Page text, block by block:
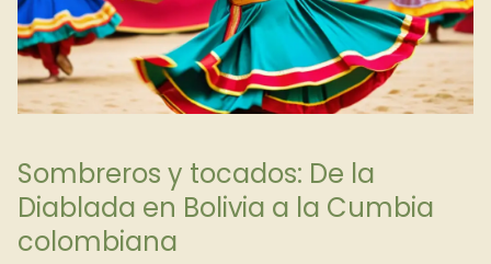
Sombreros y tocados: De la
Diablada en Bolivia a la Cumbia
colombiana